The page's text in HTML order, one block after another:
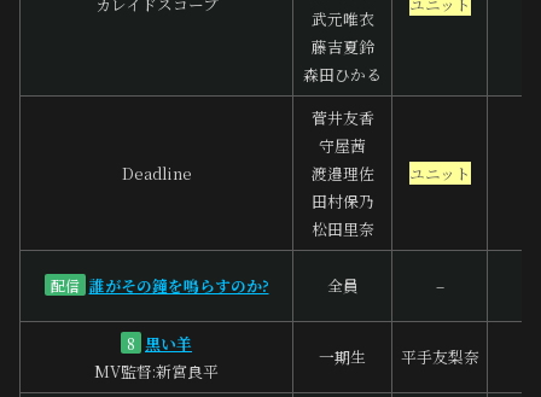
カレイドスコープ
武元唯衣
藤吉夏鈴
森田ひかる
ユニット
Deadline
菅井友香
守屋茜
渡邉理佐
田村保乃
松田里奈
ユニット
配信 誰がその鐘を鳴らすのか? 全員 –
8 黒い羊
MV監督:新宮良平
一期生 平手友梨奈